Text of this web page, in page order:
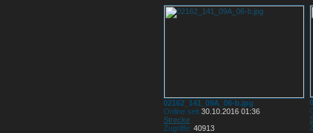
02162_141_09A_06-b.jpg
Online seit 30.10.2016 01:36
Strecke
Zugriffe: 40913